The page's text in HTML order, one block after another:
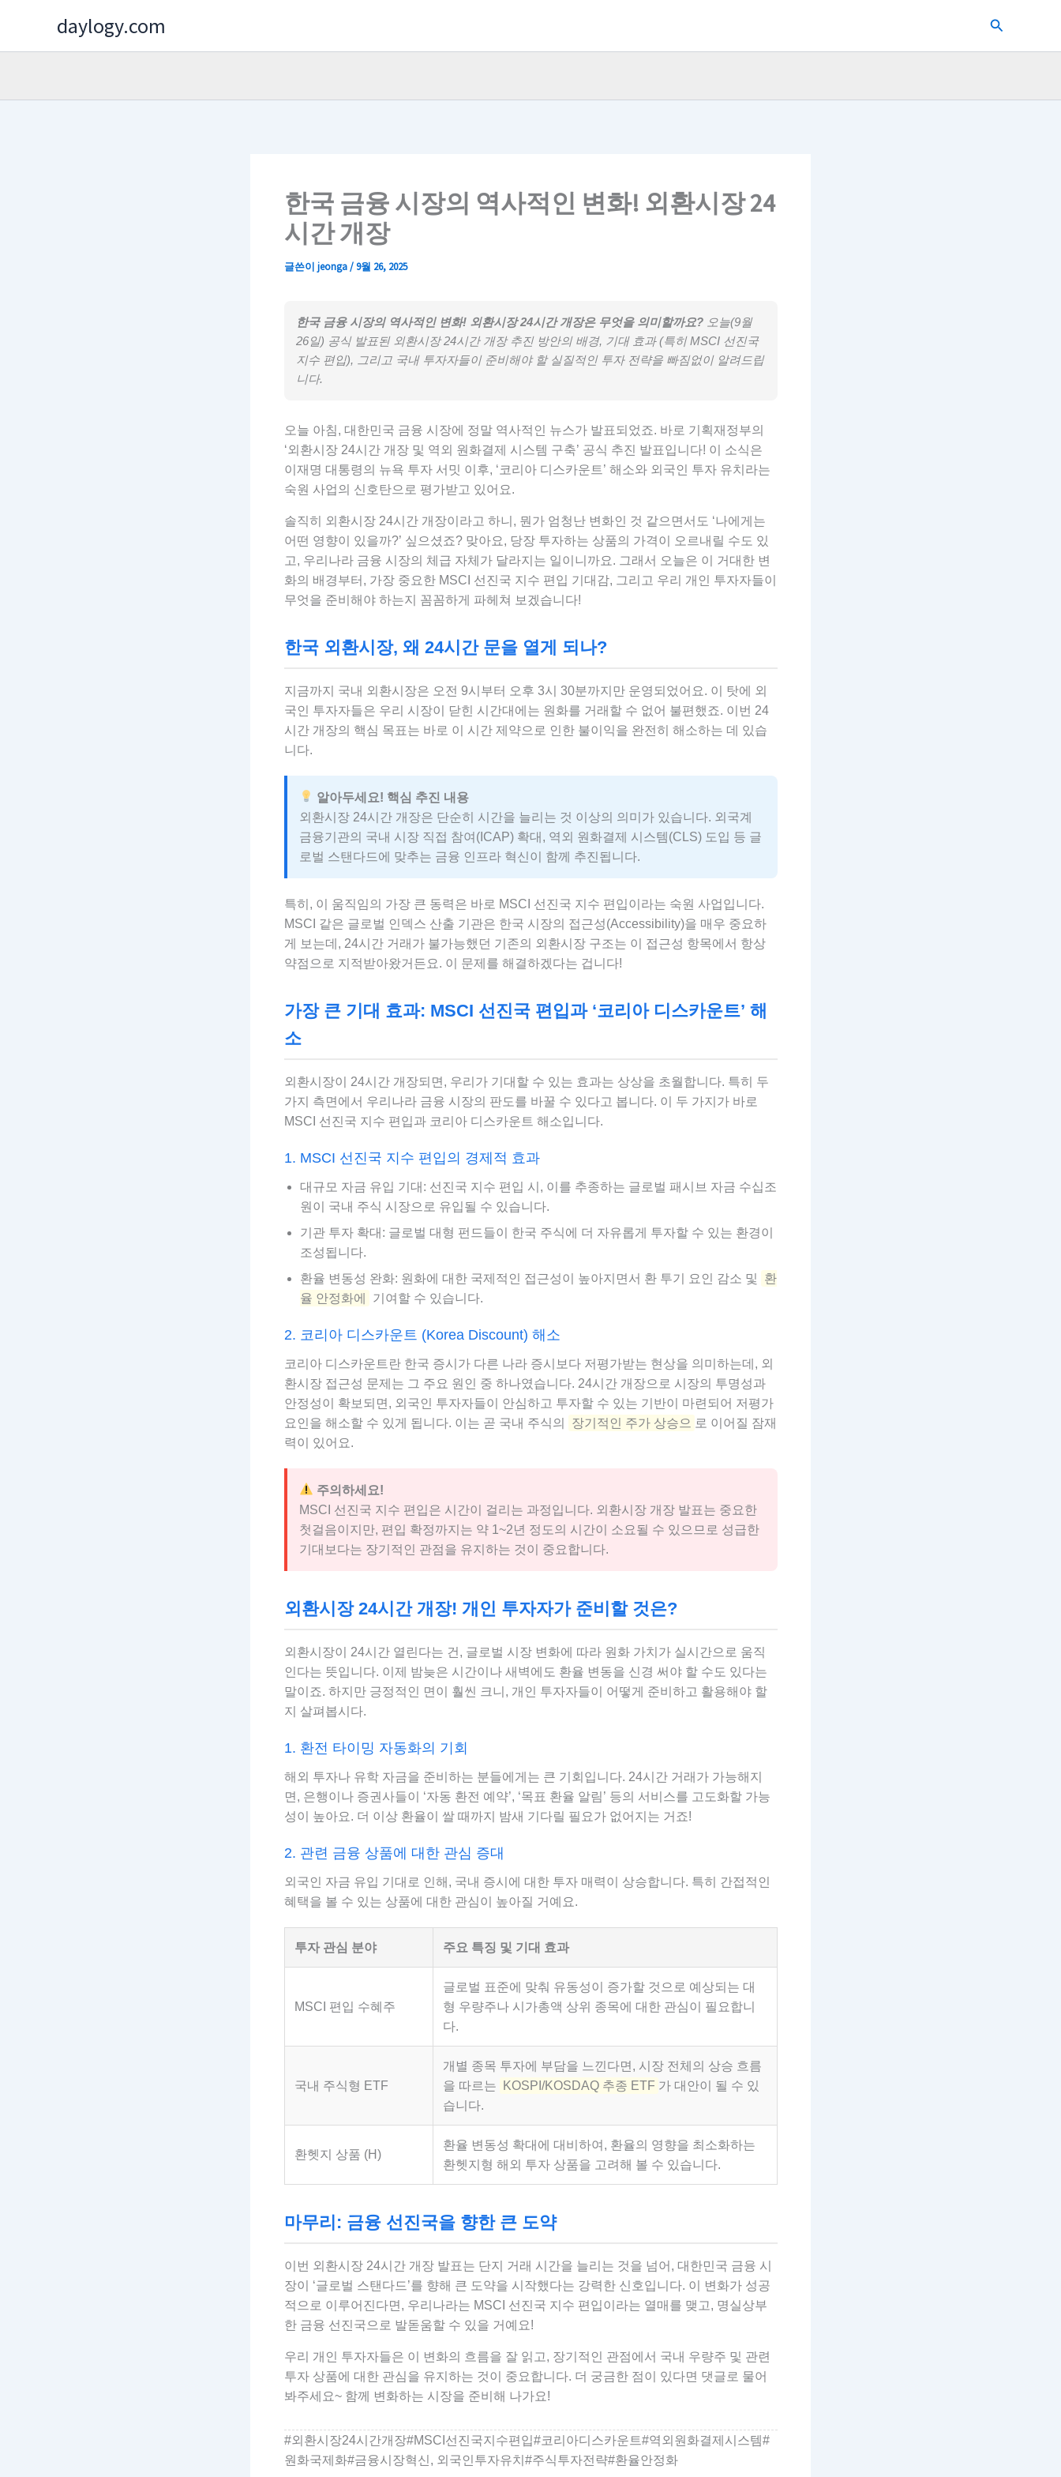
츠
건
daylogy.com
검
한국 금융 시장의 역사적인 변화! 외환시장 24
시간 개장
글쓴이 jeonga/9월 26, 2025
한국 금융 시장의 역사적인 변화! 외환시장 24시간 개장은 무엇을 의미할까요?오늘(9월
26일) 공식 발표된 외환시장 24시간 개장 추진 방안의 배경, 기대 효과 (특히 MSCI 선진국
지수 편입), 그리고 국내 투자자들이 준비해야 할 실질적인 투자 전략을 빠짐없이 알려드립
니다.
오늘 아침, 대한민국 금융 시장에 정말 역사적인 뉴스가 발표되었죠. 바로 기획재정부의
‘외환시장 24시간 개장 및 역외 원화결제 시스템 구축’ 공식 추진 발표입니다! 이 소식은
이재명 대통령의 뉴욕 투자 서밋 이후, ‘코리아 디스카운트’ 해소와 외국인 투자 유치라는
숙원 사업의 신호탄으로 평가받고 있어요.
솔직히 외환시장 24시간 개장이라고 하니, 뭔가 엄청난 변화인 것 같으면서도 ‘나에게는
어떤 영향이 있을까?’ 싶으셨죠? 맞아요, 당장 투자하는 상품의 가격이 오르내릴 수도 있
고, 우리나라 금융 시장의 체급 자체가 달라지는 일이니까요. 그래서 오늘은 이 거대한 변
화의 배경부터, 가장 중요한 MSCI 선진국 지수 편입 기대감, 그리고 우리 개인 투자자들이
무엇을 준비해야 하는지 꼼꼼하게 파헤쳐 보겠습니다!
한국 외환시장, 왜 24시간 문을 열게 되나?
지금까지 국내 외환시장은 오전 9시부터 오후 3시 30분까지만 운영되었어요. 이 탓에 외
국인 투자자들은 우리 시장이 닫힌 시간대에는 원화를 거래할 수 없어 불편했죠. 이번 24
시간 개장의 핵심 목표는 바로 이 시간 제약으로 인한 불이익을 완전히 해소하는 데 있습
니다.
알아두세요! 핵심 추진 내용
외환시장 24시간 개장은 단순히 시간을 늘리는 것 이상의 의미가 있습니다. 외국계
금융기관의 국내 시장 직접 참여(ICAP) 확대, 역외 원화결제 시스템(CLS) 도입 등 글
로벌 스탠다드에 맞추는 금융 인프라 혁신이 함께 추진됩니다.
특히, 이 움직임의 가장 큰 동력은 바로 MSCI 선진국 지수 편입이라는 숙원 사업입니다.
MSCI 같은 글로벌 인덱스 산출 기관은 한국 시장의 접근성(Accessibility)을 매우 중요하
게 보는데, 24시간 거래가 불가능했던 기존의 외환시장 구조는 이 접근성 항목에서 항상
약점으로 지적받아왔거든요. 이 문제를 해결하겠다는 겁니다!
가장 큰 기대 효과: MSCI 선진국 편입과 ‘코리아 디스카운트’ 해
소
외환시장이 24시간 개장되면, 우리가 기대할 수 있는 효과는 상상을 초월합니다. 특히 두
가지 측면에서 우리나라 금융 시장의 판도를 바꿀 수 있다고 봅니다. 이 두 가지가 바로
MSCI 선진국 지수 편입과 코리아 디스카운트 해소입니다.
1. MSCI 선진국 지수 편입의 경제적 효과
대규모 자금 유입 기대: 선진국 지수 편입 시, 이를 추종하는 글로벌 패시브 자금 수십조
원이 국내 주식 시장으로 유입될 수 있습니다.
기관 투자 확대: 글로벌 대형 펀드들이 한국 주식에 더 자유롭게 투자할 수 있는 환경이
조성됩니다.
환율 변동성 완화: 원화에 대한 국제적인 접근성이 높아지면서 환 투기 요인 감소 및
환
율 안정화에
기여할 수 있습니다.
2. 코리아 디스카운트 (Korea Discount) 해소
코리아 디스카운트란 한국 증시가 다른 나라 증시보다 저평가받는 현상을 의미하는데, 외
환시장 접근성 문제는 그 주요 원인 중 하나였습니다. 24시간 개장으로 시장의 투명성과
안정성이 확보되면, 외국인 투자자들이 안심하고 투자할 수 있는 기반이 마련되어 저평가
요인을 해소할 수 있게 됩니다. 이는 곧 국내 주식의
장기적인 주가 상승으 로 이어질 잠재
력이 있어요.
주의하세요!
MSCI 선진국 지수 편입은 시간이 걸리는 과정입니다. 외환시장 개장 발표는 중요한
첫걸음이지만, 편입 확정까지는 약 1~2년 정도의 시간이 소요될 수 있으므로 성급한
기대보다는 장기적인 관점을 유지하는 것이 중요합니다.
외환시장 24시간 개장! 개인 투자자가 준비할 것은?
외환시장이 24시간 열린다는 건, 글로벌 시장 변화에 따라 원화 가치가 실시간으로 움직
인다는 뜻입니다. 이제 밤늦은 시간이나 새벽에도 환율 변동을 신경 써야 할 수도 있다는
말이죠. 하지만 긍정적인 면이 훨씬 크니, 개인 투자자들이 어떻게 준비하고 활용해야 할
지 살펴봅시다.
1. 환전 타이밍 자동화의 기회
해외 투자나 유학 자금을 준비하는 분들에게는 큰 기회입니다. 24시간 거래가 가능해지
면, 은행이나 증권사들이 ‘자동 환전 예약’, ‘목표 환율 알림’ 등의 서비스를 고도화할 가능
성이 높아요. 더 이상 환율이 쌀 때까지 밤새 기다릴 필요가 없어지는 거죠!
2. 관련 금융 상품에 대한 관심 증대
외국인 자금 유입 기대로 인해, 국내 증시에 대한 투자 매력이 상승합니다. 특히 간접적인
혜택을 볼 수 있는 상품에 대한 관심이 높아질 거예요.
투자 관심 분야 주요 특징 및 기대 효과
MSCI 편입 수혜주
글로벌 표준에 맞춰 유동성이 증가할 것으로 예상되는 대
형 우량주나 시가총액 상위 종목에 대한 관심이 필요합니
다.
국내 주식형 ETF
개별 종목 투자에 부담을 느낀다면, 시장 전체의 상승 흐름
을 따르는
KOSPI/KOSDAQ 추종 ETF 가 대안이 될 수 있
습니다.
환헷지 상품 (H)
환율 변동성 확대에 대비하여, 환율의 영향을 최소화하는
환헷지형 해외 투자 상품을 고려해 볼 수 있습니다.
마무리: 금융 선진국을 향한 큰 도약
이번 외환시장 24시간 개장 발표는 단지 거래 시간을 늘리는 것을 넘어, 대한민국 금융 시
장이 ‘글로벌 스탠다드’를 향해 큰 도약을 시작했다는 강력한 신호입니다. 이 변화가 성공
적으로 이루어진다면, 우리나라는 MSCI 선진국 지수 편입이라는 열매를 맺고, 명실상부
한 금융 선진국으로 발돋움할 수 있을 거예요!
우리 개인 투자자들은 이 변화의 흐름을 잘 읽고, 장기적인 관점에서 국내 우량주 및 관련
투자 상품에 대한 관심을 유지하는 것이 중요합니다. 더 궁금한 점이 있다면 댓글로 물어
봐주세요~ 함께 변화하는 시장을 준비해 나가요!
#외환시장24시간개장#MSCI선진국지수편입#코리아디스카운트#역외원화결제시스템#
원화국제화#금융시장혁신, 외국인투자유치#주식투자전략#환율안정화